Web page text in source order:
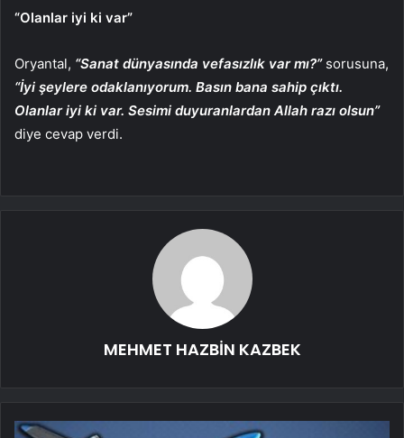
“Olanlar iyi ki var”
Oryantal, “Sanat dünyasında vefasızlık var mı?”sorusuna,
“İyi şeylere odaklanıyorum. Basın bana sahip çıktı.
Olanlar iyi ki var. Sesimi duyuranlardan Allah razı olsun”
diye cevap verdi.
MEHMET HAZBİN KAZBEK